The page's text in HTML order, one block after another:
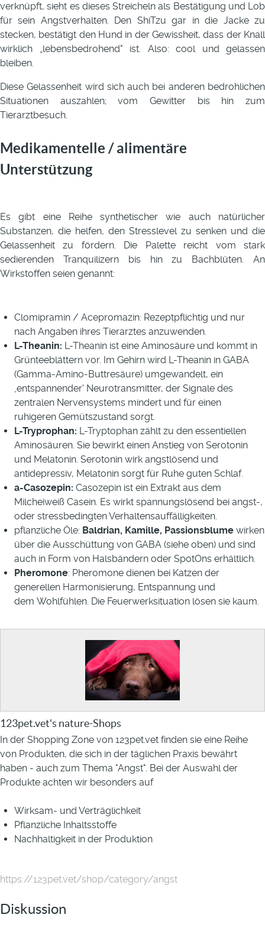
verknüpft, sieht es dieses Streicheln als Bestätigung und Lob
für sein Angstverhalten. Den ShiTzu gar in die Jacke zu
stecken, bestätigt den Hund in der Gewissheit, dass der Knall
wirklich „lebensbedrohend" ist. Also: cool und gelassen
bleiben.
Diese Gelassenheit wird sich auch bei anderen bedrohlichen
Situationen auszahlen; vom Gewitter bis hin zum
Tierarztbesuch.
Medikamentelle / alimentäre
Unterstützung
Es gibt eine Reihe synthetischer wie auch natürlicher
Substanzen, die helfen, den Stresslevel zu senken und die
Gelassenheit zu fördern. Die Palette reicht vom stark
sedierenden Tranquilizern bis hin zu Bachblüten. An
Wirkstoffen seien genannt:
Clomipramin / Acepromazin: Rezeptpflichtig und nur
nach Angaben ihres Tierarztes anzuwenden.
L-Theanin: L-Theanin ist eine Aminosäure und kommt in
Grünteeblättern vor. Im Gehirn wird L-Theanin in GABA
(Gamma-Amino-Buttresäure) umgewandelt, ein
‚entspannender' Neurotransmitter, der Signale des
zentralen Nervensystems mindert und für einen
ruhigeren Gemütszustand sorgt.
L-Tryprophan: L-Tryptophan zählt zu den essentiellen
Aminosäuren. Sie bewirkt einen Anstieg von Serotonin
und Melatonin. Serotonin wirk angstlösend und
antidepressiv, Melatonin sorgt für Ruhe guten Schlaf.
a-Casozepin: Casozepin ist ein Extrakt aus dem
Milcheiweiß Casein. Es wirkt spannungslösend bei angst-,
oder stressbedingten Verhaltensauffälligkeiten.
pflanzliche Öle: Baldrian, Kamille, Passionsblume wirken
über die Ausschüttung von GABA (siehe oben) und sind
auch in Form von Halsbändern oder SpotOns erhältlich.
Pheromone: Pheromone dienen bei Katzen der
generellen Harmonisierung, Entspannung und
dem Wohlfühlen. Die Feuerwerksituation lösen sie kaum.
123pet.vet's nature-Shops
In der Shopping Zone von 123pet.vet finden sie eine Reihe
von Produkten, die sich in der täglichen Praxis bewährt
haben - auch zum Thema "Angst". Bei der Auswahl der
Produkte achten wir besonders auf
Wirksam- und Verträglichkeit
Pflanzliche Inhaltsstoffe
Nachhaltigkeit in der Produktion
https://123pet.vet/shop/category/angst
Diskussion